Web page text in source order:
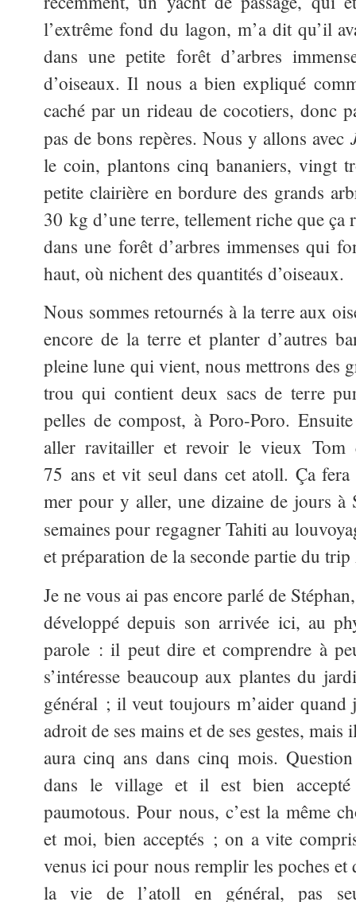
l’extrême fond du lagon, m’a dit qu’il
dans une petite forêt d’arbres
d’oiseaux. Il nous a bien expliqué
caché par un rideau de cocotiers, donc
pas de bons repères. Nous y allons avec
le coin, plantons cinq bananiers, vingt
petite clairière en bordure des grands
30 kg d’une terre, tellement riche que ça
dans une forêt d’arbres immenses qui
haut, où nichent des quantités d’oiseaux.
Nous sommes retournés à la terre aux
encore de la terre et planter d’autres
pleine lune qui vient, nous mettrons des
trou qui contient deux sacs de terre
pelles de compost, à Poro-Poro.
aller ravitailler et revoir le vieux Tom
75 ans et vit seul dans cet atoll. Ça
mer pour y aller, une dizaine de jours à
semaines pour regagner Tahiti au
et préparation de la seconde partie du
Je ne vous ai pas encore parlé de
développé depuis son arrivée ici, au
parole : il peut dire et comprendre à
s’intéresse beaucoup aux plantes du
général ; il veut toujours m’aider quand
adroit de ses mains et de ses gestes,
aura cinq ans dans cinq mois.
dans le village et il est bien accepté
paumotous. Pour nous, c’est la même
et moi, bien acceptés ; on a vite
venus ici pour nous remplir les poches et
la vie de l’atoll en général, pas